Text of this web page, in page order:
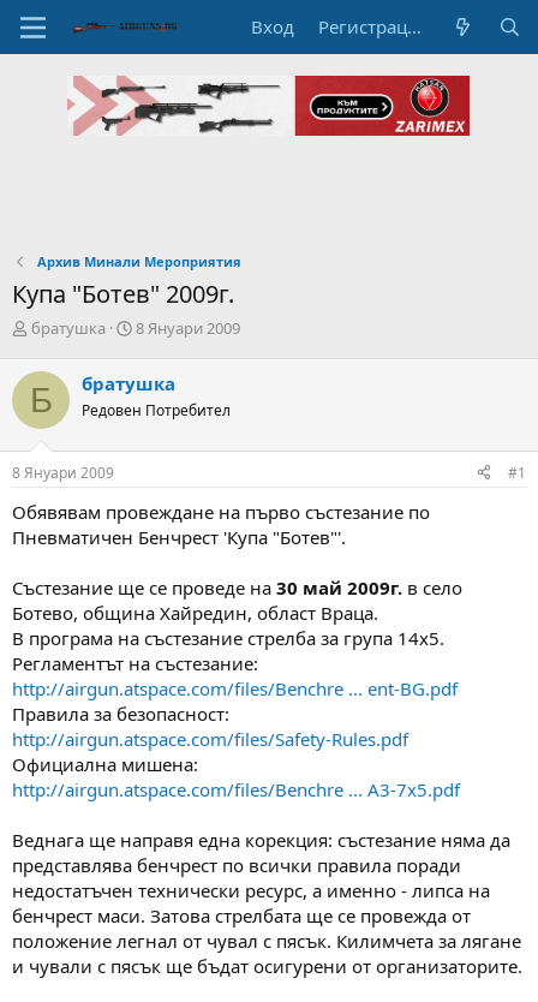
Вход Регистрация
Архив Минали Мероприятия
Купа "Ботев" 2009г.
А
т
о
р
н
а
т
е
м
а
а
братушка
Н
а
л
а
т
а
8 Януари 2009
Б братушка
Редовен Потребител
8 Януари 2009 #1
Обявявам провеждане на първо състезание по
Пневматичен Бенчрест 'Купа "Ботев"'.
Състезание ще се проведе на 30 май 2009г. в село
Ботево, община Хайредин, област Враца.
В програма на състезание стрелба за група 14х5.
Регламентът на състезание:
http://airgun.atspace.com/files/Benchre ... ent-BG.pdf
Правила за безопасност:
http://airgun.atspace.com/files/Safety-Rules.pdf
Официална мишена:
http://airgun.atspace.com/files/Benchre ... A3-7x5.pdf
Веднага ще направя една корекция: състезание няма да
представлява бенчрест по всички правила поради
недостатъчен технически ресурс, а именно - липса на
бенчрест маси. Затова стрелбата ще се провежда от
положение легнал от чувал с пясък. Килимчета за лягане
и чували с пясък ще бъдат осигурени от организаторите.